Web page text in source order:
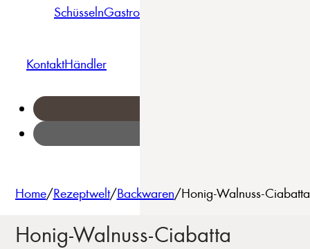
SchüsselnGastro
KontaktHändler
Home/Rezeptwelt/Backwaren/Honig-Walnuss-
Honig-Walnuss-Ciabatta